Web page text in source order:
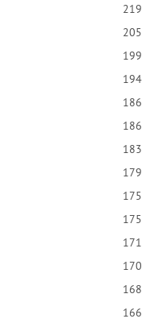
219
205
199
194
186
186
183
179
175
175
171
170
168
166